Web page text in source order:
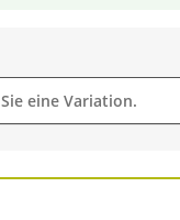
eine Variation.